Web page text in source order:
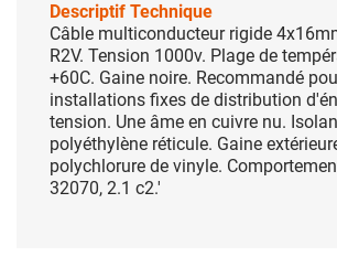
Descriptif Technique
Câble multiconducteur rigide
R2V. Tension 1000v. Plage de
+60C. Gaine noire. Recommandé
installations fixes de distribution
tension. Une âme en cuivre nu.
polyéthylène réticule. Gaine
polychlorure de vinyle.
32070, 2.1 c2.'